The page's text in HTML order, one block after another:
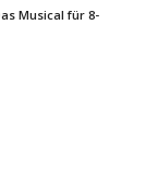
Musical für 8-